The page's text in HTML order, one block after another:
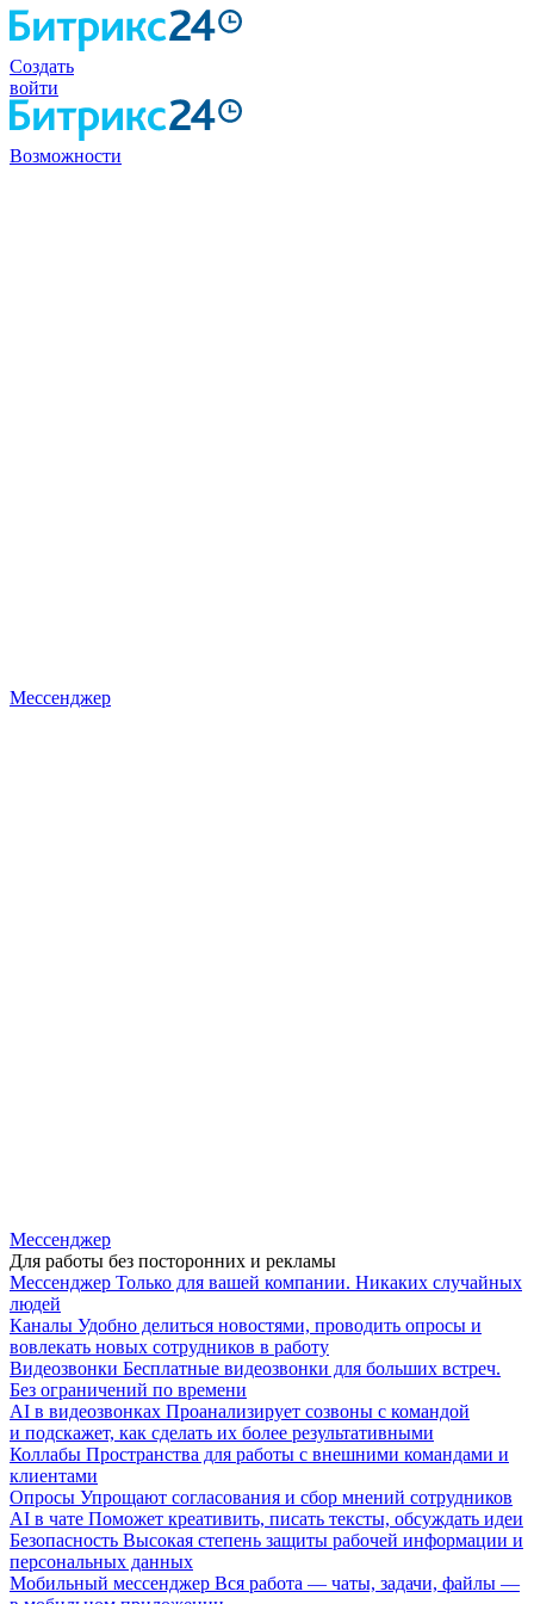
Создать
войти
Возможности
Мессенджер
Мессенджер
Для работы без посторонних и рекламы
Мессенджер Только для вашей компании. Никаких случайных
людей
Каналы Удобно делиться новостями, проводить опросы и
вовлекать новых сотрудников в работу
Видеозвонки Бесплатные видеозвонки для больших встреч.
Без ограничений по времени
AI в видеозвонках Проанализирует созвоны с командой
и подскажет, как сделать их более результативными
Коллабы Пространства для работы с внешними командами и
клиентами
Опросы Упрощают согласования и сбор мнений сотрудников
AI в чате Поможет креативить, писать тексты, обсуждать идеи
Безопасность Высокая степень защиты рабочей информации и
персональных данных
Мобильный мессенджер Вся работа — чаты, задачи, файлы —